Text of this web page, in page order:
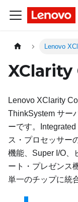
Lenovo
XClarity
Lenovo XClarity
ThinkSystem サー
ーです。
ス・プロセッサー
機能、Super I/O、
ート・プレゼンス
単一のチップに統